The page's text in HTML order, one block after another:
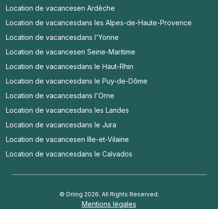
Location de vacancesen Ardèche
Location de vacancesdans les Alpes-de-Haute-Provence
Location de vacancesdans l'Yonne
Location de vacancesen Seine-Maritime
Location de vacancesdans le Haut-Rhin
Location de vacancesdans le Puy-de-Dôme
Location de vacancesdans l'Orne
Location de vacancesdans les Landes
Location de vacancesdans le Jura
Location de vacancesen Ille-et-Vilaine
Location de vacancesdans le Calvados
© Driing 2026. All Rights Reserved.
Mentions légales